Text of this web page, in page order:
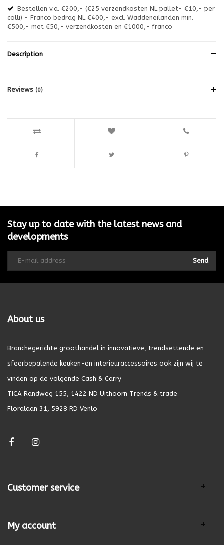
Bestellen v.a. €200,- (€25 verzendkosten NL pallet- €10,- per
colli) - Franco bedrag NL €400,- excl. Waddeneilanden min.
€500,- met €50,- verzendkosten en €1000,- franco
Description
Reviews (0)
Stay up to date with the latest news and
developments
Send
About us
Branchegerichte groothandel in innovatieve, trendsettende en
sfeerbepalende keuken-en interieuraccessoires ook zijn wij te
vinden op de volgende Cash & Carry
TICA Randweg 155, 1422 ND Uithoorn Trends & trade
Floralaan 31, 5928 RD Venlo
Customer service
My account